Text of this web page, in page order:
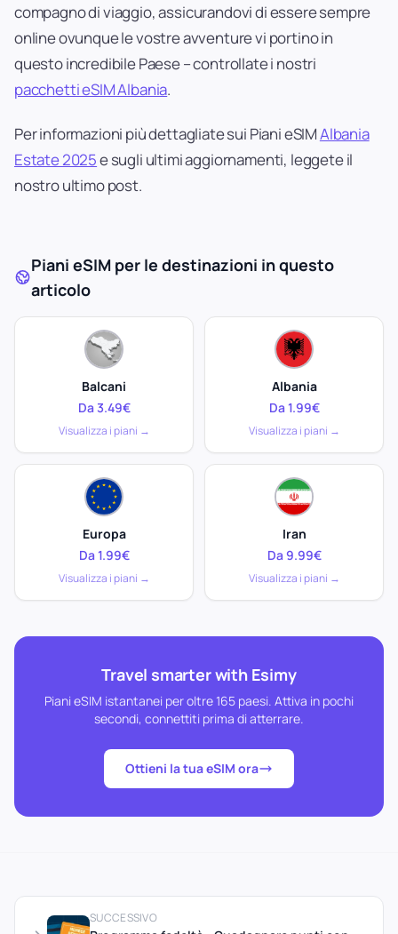
compagno di viaggio, assicurandovi di essere sempre
online ovunque le vostre avventure vi portino in
questo incredibile Paese – controllate i nostri
pacchetti eSIM Albania.
Per informazioni più dettagliate sui Piani eSIMAlbania
Estate 2025e sugli ultimi aggiornamenti, leggete il
nostro ultimo post.
Piani eSIM per le destinazioni in questo
articolo
Balcani
Da 3.49€
Visualizza i piani →
Albania
Da 1.99€
Visualizza i piani →
Europa
Da 1.99€
Visualizza i piani →
Iran
Da 9.99€
Visualizza i piani →
Travel smarter with Esimy
Piani eSIM istantanei per oltre 165 paesi. Attiva in pochi
secondi, connettiti prima di atterrare.
Ottieni la tua eSIM ora
SUCCESSIVO